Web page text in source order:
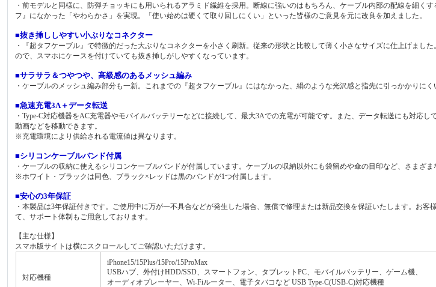
・前モデルと同様に、防弾チョッキにも用いられるアラミド繊維を採用。断線に強いのはもちろん、ケーブル内部の配線を細く
フ』になかった「やわらかさ」を実現。「使い始めは硬くて取り回しにくい」といった皆様のご意見を元に改良を加えました。
■抜き挿ししやすい小ぶりなコネクター
・『超タフケーブル』で特徴的だった大ぶりなコネクターを小さく刷新。従来の形状と比較して薄く小さなサイズに仕上げまし
ので、スマホにケースを付けていても抜き挿しがしやすくなっています。
■サラサラ＆つやつや、高級感のあるメッシュ編み
・ケーブルのメッシュ編み部分も一新。これまでの『超タフケーブル』にはなかった、絹のような光沢感と指先に引っかかりに
■急速充電3A＋データ転送
・Type-C対応機器をAC充電器やモバイルバッテリーなどに接続して、最大3Aでの充電が可能です。また、データ転送にも対応
動画などを移動できます。
※充電環境により供給される電流値は異なります。
■シリコンケーブルバンド付属
・ケーブルの収納に使えるシリコンケーブルバンドが付属しています。ケーブルの収納以外にも袋留めや傘の目印など、さまざま
※ホワイト・ブラックは同色、ブラック×レッドは黒のバンドが1つ付属します。
■安心の3年保証
・本製品は3年保証付きです。ご使用中に万が一不具合などが発生した場合、無償で修理または新品交換を保証いたします。お
て、サポート体制もご用意しております。
【主な仕様】
スマホ版サイトは横にスクロールしてご確認いただけます。
対応機種
iPhone15/15Plus/15Pro/15ProMax
USBハブ、外付けHDD/SSD、スマートフォン、タブレットPC、モバイルバッテリー、ゲーム機、
オーディオプレーヤー、Wi-Fiルーター、電子タバコなど USB Type-C(USB-C)対応機種